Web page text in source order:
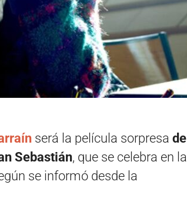
será la película sorpresa de
Sebastián, que se celebra en la
se informó desde la